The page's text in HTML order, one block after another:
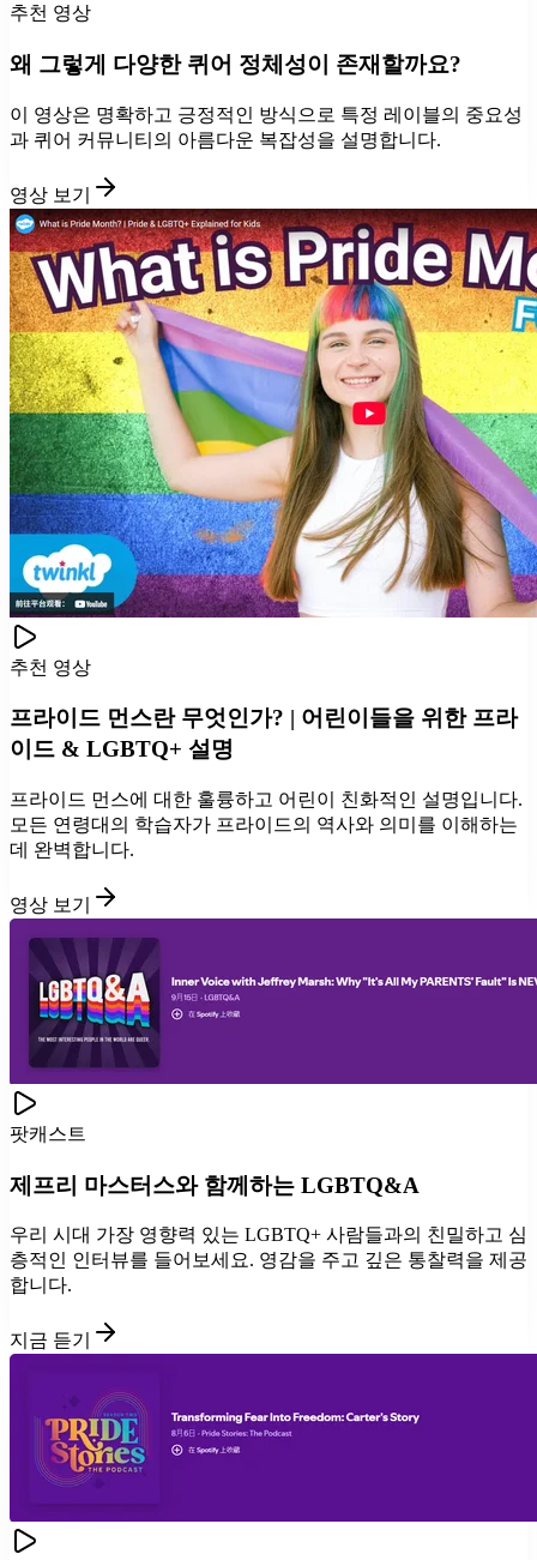
추천 영상
왜 그렇게 다양한 퀴어 정체성이 존재할까요?
이 영상은 명확하고 긍정적인 방식으로 특정 레이블의 중요성
과 퀴어 커뮤니티의 아름다운 복잡성을 설명합니다.
영상 보기
추천 영상
프라이드 먼스란 무엇인가? | 어린이들을 위한 프라
이드 & LGBTQ+ 설명
프라이드 먼스에 대한 훌륭하고 어린이 친화적인 설명입니다.
모든 연령대의 학습자가 프라이드의 역사와 의미를 이해하는
데 완벽합니다.
영상 보기
팟캐스트
제프리 마스터스와 함께하는 LGBTQ&A
우리 시대 가장 영향력 있는 LGBTQ+ 사람들과의 친밀하고 심
층적인 인터뷰를 들어보세요. 영감을 주고 깊은 통찰력을 제공
합니다.
지금 듣기